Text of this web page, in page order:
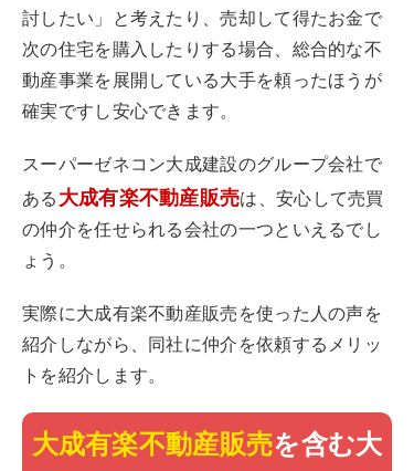
討したい」と考えたり、売却して得たお金で
次の住宅を購入したりする場合、総合的な不
動産事業を展開している大手を頼ったほうが
確実ですし安心できます。
スーパーゼネコン大成建設のグループ会社で
ある大成有楽不動産販売は、安心して売買
の仲介を任せられる会社の一つといえるでし
ょう。
実際に大成有楽不動産販売を使った人の声を
紹介しながら、同社に仲介を依頼するメリッ
トを紹介します。
大成有楽不動産販売を含む大